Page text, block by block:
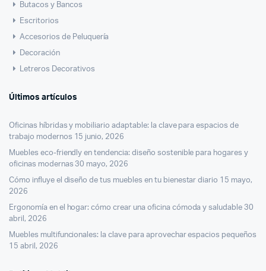
Butacos y Bancos
Escritorios
Accesorios de Peluquería
Decoración
Letreros Decorativos
Últimos artículos
Oficinas híbridas y mobiliario adaptable: la clave para espacios de
trabajo modernos 15 junio, 2026
Muebles eco-friendly en tendencia: diseño sostenible para hogares y
oficinas modernas 30 mayo, 2026
Cómo influye el diseño de tus muebles en tu bienestar diario 15 mayo,
2026
Ergonomía en el hogar: cómo crear una oficina cómoda y saludable 30
abril, 2026
Muebles multifuncionales: la clave para aprovechar espacios pequeños
15 abril, 2026